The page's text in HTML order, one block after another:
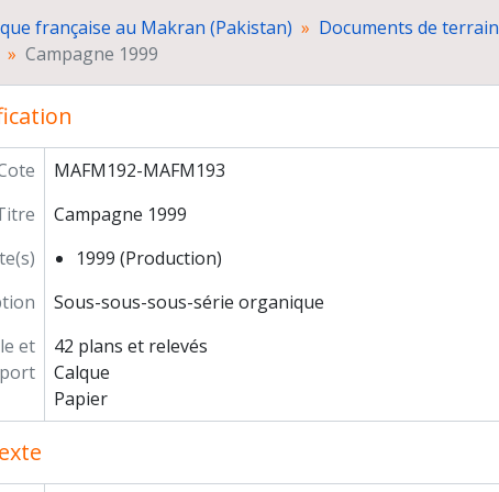
Campagne 2005
Campagne 2006 - Chantier II
Plans et relevés des sépultures
Relevés non datés
française au Makran (Pakistan) Documents de terrain
Campagne 1999
MAFM192-MAFM193
Campagne 1999
1999 (Production)
Sous-sous-sous-série organique
et
42 plans et relevés
Calque
Papier